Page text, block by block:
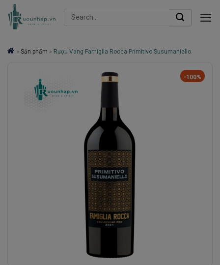
Skip
Search
» Sản phẩm » Rượu Vang Famiglia Rocca Primitivo Susumaniello
-100%